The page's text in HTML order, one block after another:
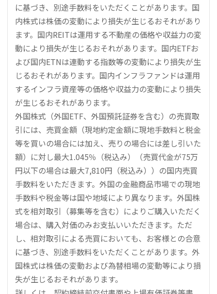
に基づき、別途手数料をいただくことがあります。国
内株式は株価の変動により損失が生じるおそれがあり
ます。国内REITは運用する不動産の価格や収益力の変
動により損失が生じるおそれがあります。国内ETFお
よび国内ETNは連動する指数等の変動により損失が生
じるおそれがあります。国内インフラファンドは運用
するインフラ資産等の価格や収益力の変動により損失
が生じるおそれがあります。
外国株式（外国ETF、外国預託証券を含む）の売買取
引には、売買金額（現地約定金額に現地手数料と税金
等を買いの場合には加え、売りの場合には差し引いた
額）に対し最大1.045％（税込み）（売買代金が75万
円以下の場合は最大7,810円（税込み））の国内売買
手数料をいただきます。外国の金融商品市場での現地
手数料や税金等は国や地域により異なります。外国株
式を相対取引（募集等を含む）によりご購入いただく
場合は、購入対価のみお支払いいただきます。ただ
し、相対取引による売買においても、お客様との合意
に基づき、別途手数料をいただくことがあります。外
国株式は株価の変動および為替相場の変動等により損
失が生じるおそれがあります。